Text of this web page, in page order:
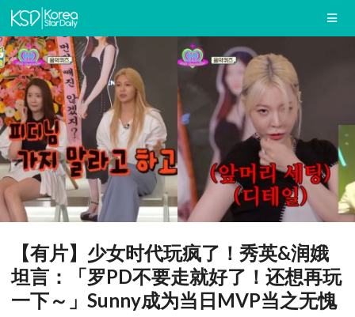
【有片】少女时代玩疯了！秀英&润娥
坦言：「罗PD不要走就好了！还想再玩
一下～」Sunny成为当日MVP当之无愧